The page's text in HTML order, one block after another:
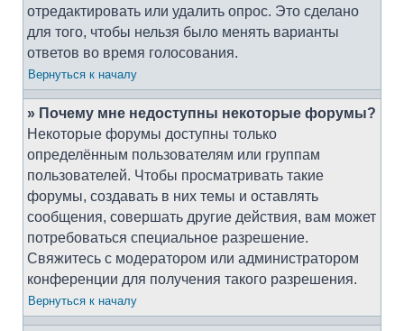
отредактировать или удалить опрос. Это сделано
для того, чтобы нельзя было менять варианты
ответов во время голосования.
Вернуться к началу
» Почему мне недоступны некоторые форумы?
Некоторые форумы доступны только
определённым пользователям или группам
пользователей. Чтобы просматривать такие
форумы, создавать в них темы и оставлять
сообщения, совершать другие действия, вам может
потребоваться специальное разрешение.
Свяжитесь с модератором или администратором
конференции для получения такого разрешения.
Вернуться к началу